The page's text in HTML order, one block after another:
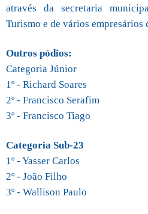
através da secretaria
Turismo e de vários empresários
Outros pódios:
Categoria Júnior
1º - Richard Soares
2º - Francisco Serafim
3º - Francisco Tiago
Categoria Sub-23
1º - Yasser Carlos
2º - João Filho
3º - Wallison Paulo